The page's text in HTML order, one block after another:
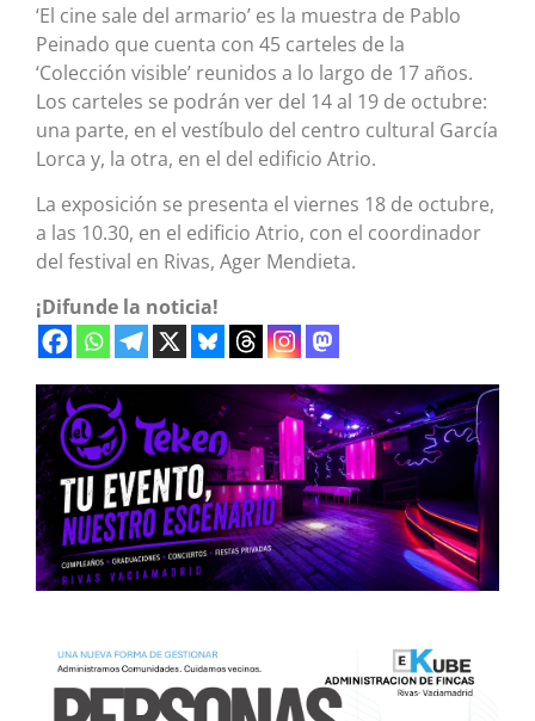
‘El cine sale del armario’ es la muestra de Pablo
Peinado que cuenta con 45 carteles de la
‘Colección visible’ reunidos a lo largo de 17 años.
Los carteles se podrán ver del 14 al 19 de octubre:
una parte, en el vestíbulo del centro cultural García
Lorca y, la otra, en el del edificio Atrio.
La exposición se presenta el viernes 18 de octubre,
a las 10.30, en el edificio Atrio, con el coordinador
del festival en Rivas, Ager Mendieta.
¡Difunde la noticia!